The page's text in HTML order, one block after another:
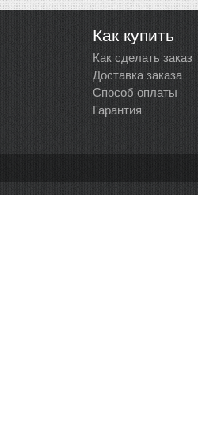
Как купить
Как сделать заказ
Доставка заказа
Способ оплаты
Гарантия